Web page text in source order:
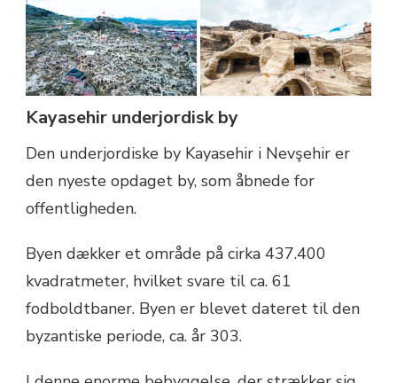
Kayasehir underjordisk by
Den underjordiske by Kayasehir i Nevşehir er
den nyeste opdaget by, som åbnede for
offentligheden.
Byen dækker et område på cirka 437.400
kvadratmeter, hvilket svare til ca. 61
fodboldtbaner. Byen er blevet dateret til den
byzantiske periode, ca. år 303.